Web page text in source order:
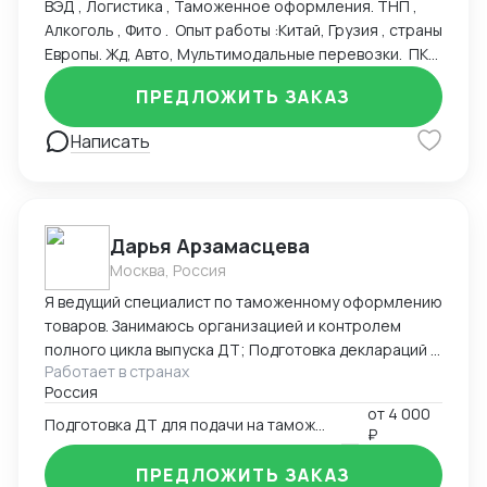
ВЭД , Логистика , Таможенное оформления. ТНП ,
Алкоголь , Фито . Опыт работы :Китай, Грузия , страны
Европы. Жд, Авто, Мультимодальные перевозки. ПКТ
, ПЛП , Владивосток , Новороссийск , жд станции
Москвы, авто терминалы. Альта Софт, Такса , ЛК ФТС
. ТНВЭД , Инвойс, Спецификация , Упаковочный лист
Проверка торговых марок Контракты ВЭД
менеджер
Написать
ПРЕДЛОЖИТЬ ЗАКАЗ
Дарья Арзамасцева
Москва, Россия
Я ведущий специалист по таможенному оформлению
товаров. Занимаюсь организацией и контролем
полного цикла выпуска ДТ; Подготовка деклараций в
режиме экспорта ,импорта, реэкспорта
лекарственных средств и медицинский изделий, так
же импорт медицинского оборудования,
таможенная процедура - таможенный склад;
заполнение КДТ. Своевременное и качественное
Работает в странах
Россия
от 4 000
₽
ПРЕДЛОЖИТЬ ЗАКАЗ